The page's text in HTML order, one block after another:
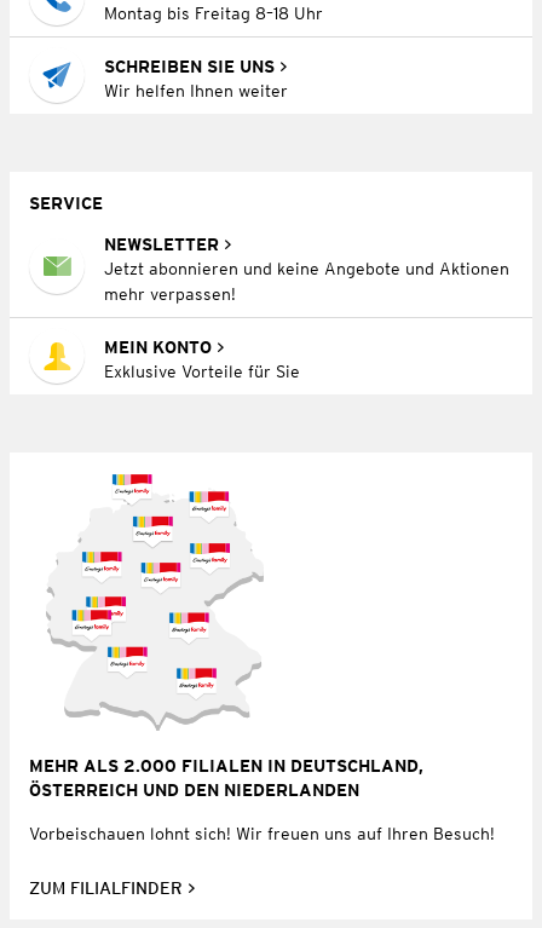
Montag bis Freitag 8–18 Uhr
SCHREIBEN SIE UNS
Wir helfen Ihnen weiter
SERVICE
NEWSLETTER
Jetzt abonnieren und keine Angebote und Aktionen
mehr verpassen!
MEIN KONTO
Exklusive Vorteile für Sie
MEHR ALS 2.000 FILIALEN IN DEUTSCHLAND,
ÖSTERREICH UND DEN NIEDERLANDEN
Vorbeischauen lohnt sich! Wir freuen uns auf Ihren Besuch!
ZUM FILIALFINDER